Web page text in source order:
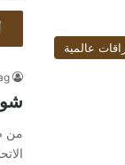
عالمية